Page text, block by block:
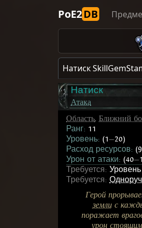
PoE2DB
Натиск
Натиск
Атака
Область, Ближний
Ранг: 11
Уровень: (1—20)
Расход ресурсов: (9
Урон от атаки: (40—
Требуется: Уровень
Требуется:
Герой
землис
поражает
урон стоящим